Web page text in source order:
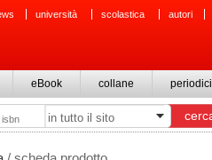
università scolastica autori
eBook collane periodici